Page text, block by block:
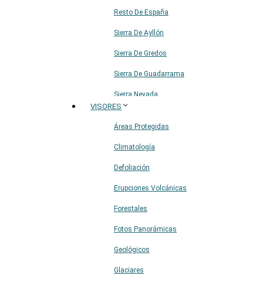
Resto De España
Sierra De Ayllón
Sierra De Gredos
Sierra De Guadarrama
Sierra Nevada
VISORES
Áreas Protegidas
Climatología
Defoliación
Erupciones Volcánicas
Forestales
Fotos Panorámicas
Geológicos
Glaciares